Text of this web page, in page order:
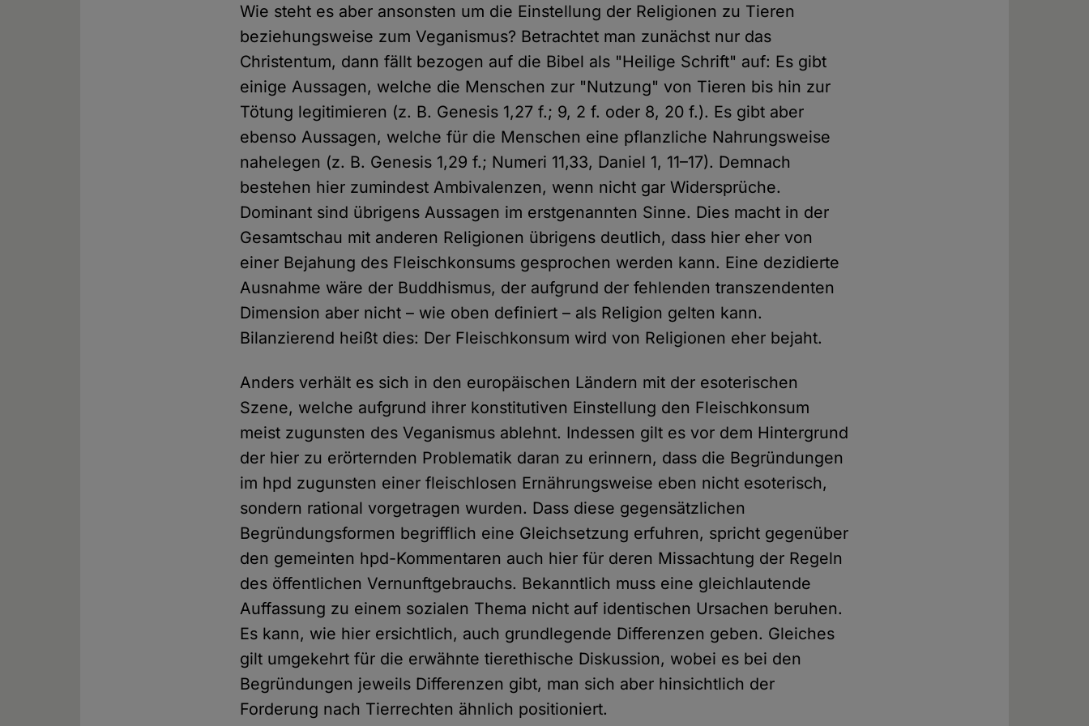
Wie steht es aber ansonsten um die Einstellung der Religionen zu Tieren
beziehungsweise zum Veganismus? Betrachtet man zunächst nur das
Christentum, dann fällt bezogen auf die Bibel als "Heilige Schrift" auf: Es gibt
einige Aussagen, welche die Menschen zur "Nutzung" von Tieren bis hin zur
Tötung legitimieren (z. B. Genesis 1,27 f.; 9, 2 f. oder 8, 20 f.). Es gibt aber
ebenso Aussagen, welche für die Menschen eine pflanzliche Nahrungsweise
nahelegen (z. B. Genesis 1,29 f.; Numeri 11,33, Daniel 1, 11–17). Demnach
bestehen hier zumindest Ambivalenzen, wenn nicht gar Widersprüche.
Dominant sind übrigens Aussagen im erstgenannten Sinne. Dies macht in der
Gesamtschau mit anderen Religionen übrigens deutlich, dass hier eher von
einer Bejahung des Fleischkonsums gesprochen werden kann. Eine dezidierte
Ausnahme wäre der Buddhismus, der aufgrund der fehlenden transzendenten
Dimension aber nicht – wie oben definiert – als Religion gelten kann.
Bilanzierend heißt dies: Der Fleischkonsum wird von Religionen eher bejaht.
Anders verhält es sich in den europäischen Ländern mit der esoterischen
Szene, welche aufgrund ihrer konstitutiven Einstellung den Fleischkonsum
meist zugunsten des Veganismus ablehnt. Indessen gilt es vor dem Hintergrund
der hier zu erörternden Problematik daran zu erinnern, dass die Begründungen
im hpd zugunsten einer fleischlosen Ernährungsweise eben nicht esoterisch,
sondern rational vorgetragen wurden. Dass diese gegensätzlichen
Begründungsformen begrifflich eine Gleichsetzung erfuhren, spricht gegenüber
den gemeinten hpd-Kommentaren auch hier für deren Missachtung der Regeln
des öffentlichen Vernunftgebrauchs. Bekanntlich muss eine gleichlautende
Auffassung zu einem sozialen Thema nicht auf identischen Ursachen beruhen.
Es kann, wie hier ersichtlich, auch grundlegende Differenzen geben. Gleiches
gilt umgekehrt für die erwähnte tierethische Diskussion, wobei es bei den
Begründungen jeweils Differenzen gibt, man sich aber hinsichtlich der
Forderung nach Tierrechten ähnlich positioniert.